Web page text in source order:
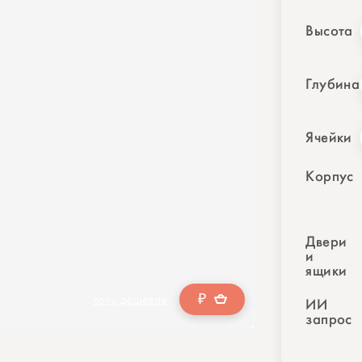
₽
Высота
Глубина
Ячейки
Корпус
Двери
и
ящики
ИИ
запрос